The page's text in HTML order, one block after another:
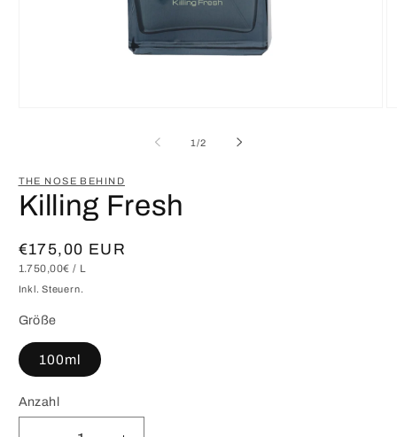
1/von
2
THE NOSE BEHIND
Killing Fresh
Normaler
Preis
€175,00 EUR
GRUNDPREIS
1.750,00€ / PRO
L
Inkl. Steuern.
Größe
100ml
Anzahl